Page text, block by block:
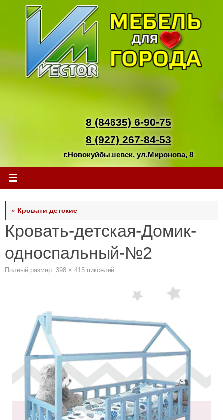
Перейти
8 (84635) 6-90-75
8 (927) 267-84-53
г.Новокуйбышевск, ул.Миронова, 8
« Кровати детские
Кровать-детская-Домик-
односпальный-№2
Полный размер: 398 × 415 пикселей